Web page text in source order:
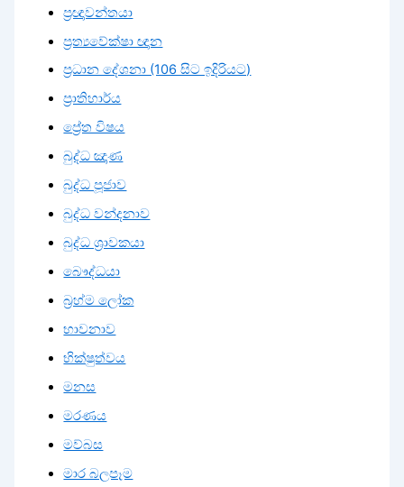
ප්‍රඥාවන්තයා
ප්‍රත්‍යවේක්ෂා ඥාන
ප්‍රධාන දේශනා (106 සිට ඉදිරියට)
ප්‍රාතිහාර්ය
ප්‍රේත විෂය
බුද්ධ ඤාණ
බුද්ධ පූජාව
බුද්ධ වන්දනාව
බුද්ධ ශ්‍රාවකයා
බෞද්ධයා
බ්‍රහ්ම ලෝක
භාවනාව
භික්ෂුත්වය
මනස
මරණය
මව්බස
මාර බලපෑම